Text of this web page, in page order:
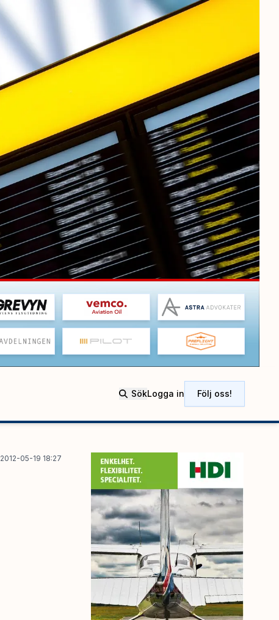
SökLogga in Följ oss!
2012-05-19 18:27